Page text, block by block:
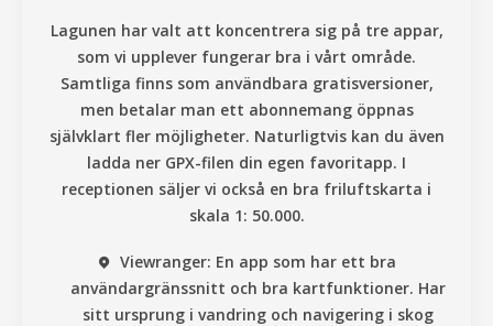
Lagunen har valt att koncentrera sig på tre appar,
som vi upplever fungerar bra i vårt område.
Samtliga finns som användbara gratisversioner,
men betalar man ett abonnemang öppnas
självklart fler möjligheter. Naturligtvis kan du även
ladda ner GPX-filen din egen favoritapp. I
receptionen säljer vi också en bra friluftskarta i
skala 1: 50.000.
Viewranger: En app som har ett bra
användargränssnitt och bra kartfunktioner. Har
sitt ursprung i vandring och navigering i skog